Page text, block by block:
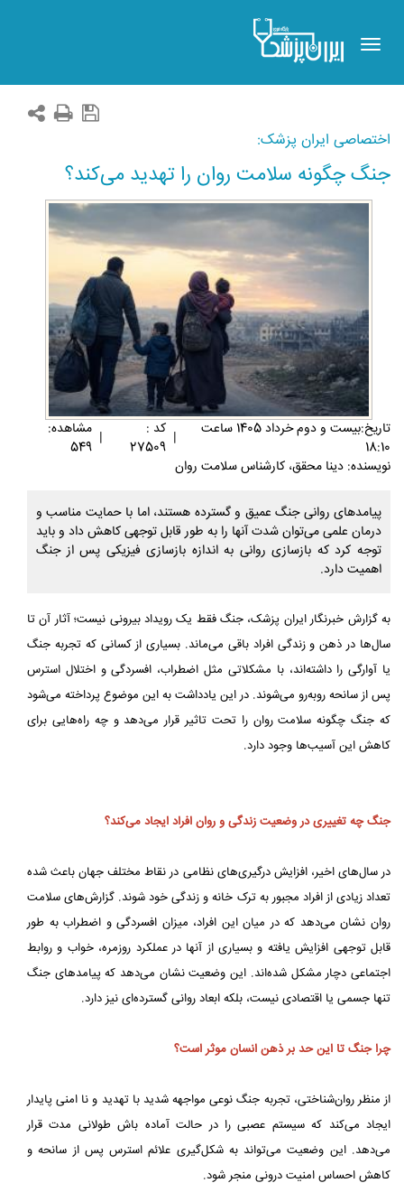
Toggle
navigation
اختصاصی ایران پزشک:
جنگ چگونه سلامت روان را تهدید می‌کند؟
تاريخ:بيست و دوم خرداد 1405 ساعت
18:10
| کد :
27509
| مشاهده:
549
نویسنده: دینا محقق، کارشناس سلامت روان
پیامدهای روانی جنگ عمیق و گسترده هستند، اما با حمایت مناسب و
درمان علمی می‌توان شدت آنها را به طور قابل توجهی کاهش داد و باید
توجه کرد که بازسازی روانی به اندازه بازسازی فیزیکی پس از جنگ
اهمیت دارد.
به گزارش خبرنگار ایران پزشک، جنگ فقط یک رویداد بیرونی نیست؛ آثار آن تا
سال‌ها در ذهن و زندگی افراد باقی می‌ماند. بسیاری از کسانی که تجربه جنگ
یا آوارگی را داشته‌اند، با مشکلاتی مثل اضطراب، افسردگی و اختلال استرس
پس از سانحه روبه‌رو می‌شوند. در این یادداشت به این موضوع پرداخته می‌شود
که جنگ چگونه سلامت روان را تحت تاثیر قرار می‌دهد و چه راه‌هایی برای
کاهش این آسیب‌ها وجود دارد.
جنگ چه تغییری در وضعیت زندگی و روان افراد ایجاد می‌کند؟
در سال‌های اخیر، افزایش درگیری‌های نظامی در نقاط مختلف جهان باعث شده
تعداد زیادی از افراد مجبور به ترک خانه و زندگی خود شوند. گزارش‌های سلامت
روان نشان می‌دهد که در میان این افراد، میزان افسردگی و اضطراب به طور
قابل توجهی افزایش یافته و بسیاری از آنها در عملکرد روزمره، خواب و روابط
اجتماعی دچار مشکل شده‌اند. این وضعیت نشان می‌دهد که پیامدهای جنگ
تنها جسمی یا اقتصادی نیست، بلکه ابعاد روانی گسترده‌ای نیز دارد.
چرا جنگ تا این حد بر ذهن انسان موثر است؟
از منظر روان‌شناختی، تجربه جنگ نوعی مواجهه شدید با تهدید و نا امنی پایدار
ایجاد می‌کند که سیستم عصبی را در حالت آماده باش طولانی مدت قرار
می‌دهد. این وضعیت می‌تواند به شکل‌گیری علائم استرس پس از سانحه و
کاهش احساس امنیت درونی منجر شود.